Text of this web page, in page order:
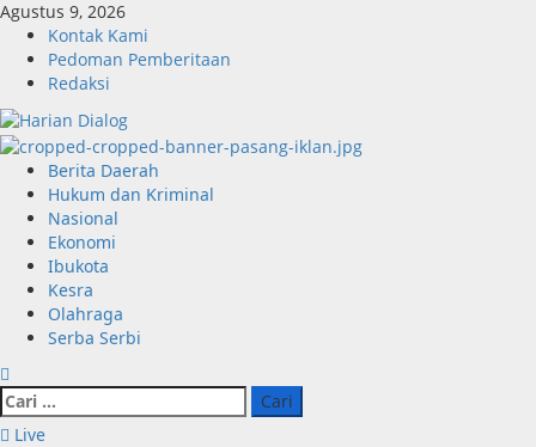
Skip
content
Agustus 9, 2026
Kontak Kami
Pedoman Pemberitaan
Redaksi
Primary
Menu
Berita Daerah
Hukum dan Kriminal
Nasional
Ekonomi
Ibukota
Kesra
Olahraga
Serba Serbi
Cari
untuk:
Live